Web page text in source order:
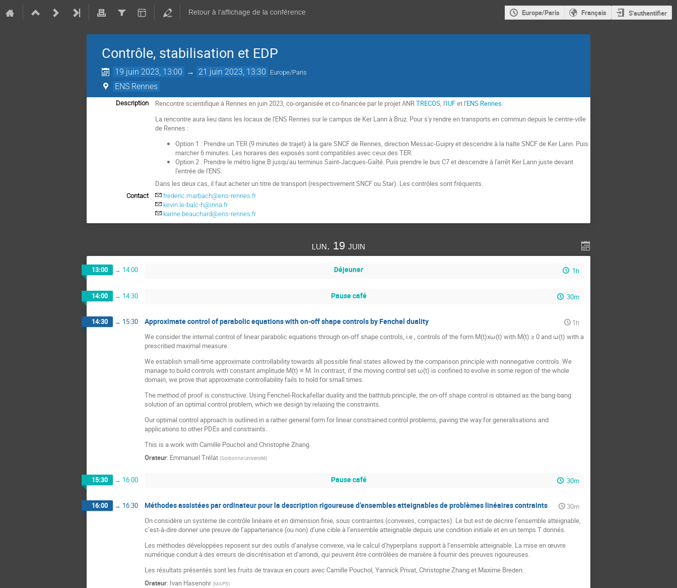
Retour à l'affichage de la conférence Europe/Paris Français S'authentifier
Contrôle, stabilisation et EDP
19 juin 2023, 13:00 → 21 juin 2023, 13:30 Europe/Paris
ENS Rennes
Description Rencontre scientifique à Rennes en juin 2023, co-organisée et co-financée par le projet ANRTRECOS, l'IUFet l'ENS Rennes.
La rencontre aura lieu dans les locaux de l'ENS Rennes sur le campus de Ker Lann à Bruz. Pour s'y rendre en transports en commun depuis le centre-ville
de Rennes :
Option 1 : Prendre un TER (9 minutes de trajet) à la gare SNCF de Rennes, direction Messac-Guipry et descendre à la halte SNCF de Ker Lann. Puis
marcher 6 minutes. Les horaires des exposés sont compatibles avec ceux des TER.
Option 2 : Prendre le métro ligne B jusqu'au terminus Saint-Jacques-Gaîté. Puis prendre le bus C7 et descendre à l'arrêt Ker Lann juste devant
l'entrée de l'ENS.
Dans les deux cas, il faut acheter un titre de transport (respectivement SNCF ou Star). Les contrôles sont fréquents.
Contact
frederic.marbach@ens-rennes.fr
kevin.le-balc-h@inria.fr
karine.beauchard@ens-rennes.fr
lun. 19 juin
13:00 → 14:00 Déjeuner 1h
14:00 → 14:30 Pause café 30m
14:30 → 15:30 Approximate control of parabolic equations with on-off shape controls by Fenchel duality
1h
We consider the internal control of linear parabolic equations through on-off shape controls, i.e., controls of the form M(t)χω(t) with M(t) ≥ 0 and ω(t) with a
prescribed maximal measure.
We establish small-time approximate controllability towards all possible final states allowed by the comparison principle with nonnegative controls. We
manage to build controls with constant amplitude M(t) ≡ M. In contrast, if the moving control set ω(t) is confined to evolve in some region of the whole
domain, we prove that approximate controllability fails to hold for small times.
The method of proof is constructive. Using Fenchel-Rockafellar duality and the bathtub principle, the on-off shape control is obtained as the bang-bang
solution of an optimal control problem, which we design by relaxing the constraints.
Our optimal control approach is outlined in a rather general form for linear constrained control problems, paving the way for generalisations and
applications to other PDEs and constraints.
This is a work with Camille Pouchol and Christophe Zhang.
Orateur: Emmanuel Trélat (Sorbonne Université)
15:30 → 16:00 Pause café 30m
16:00 → 16:30 Méthodes assistées par ordinateur pour la description rigoureuse d’ensembles atteignables de problèmes linéaires contraints
30m
On considère un système de contrôle linéaire et en dimension finie, sous contraintes (convexes, compactes). Le but est de décrire l’ensemble atteignable,
c’est-à-dire donner une preuve de l’appartenance (ou non) d’une cible à l’ensemble atteignable depuis une condition initiale et en un temps T donnés.
Les méthodes développées reposent sur des outils d’analyse convexe, via le calcul d’hyperplans support à l’ensemble atteignable. La mise en œuvre
numérique conduit à des erreurs de discrétisation et d’arrondi, qui peuvent être contrôlées de manière à fournir des preuves rigoureuses.
Les résultats présentés sont les fruits de travaux en cours avec Camille Pouchol, Yannick Privat, Christophe Zhang et Maxime Breden.
Orateur: Ivan Hasenohr (MAP5)